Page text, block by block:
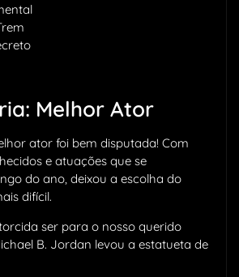
Melhor Ator
ator foi bem disputada! Com
e atuações que se
do ano, deixou a escolha do
difícil.
ser para o nosso querido
B. Jordan levou a estatueta de